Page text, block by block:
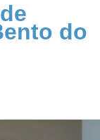
do